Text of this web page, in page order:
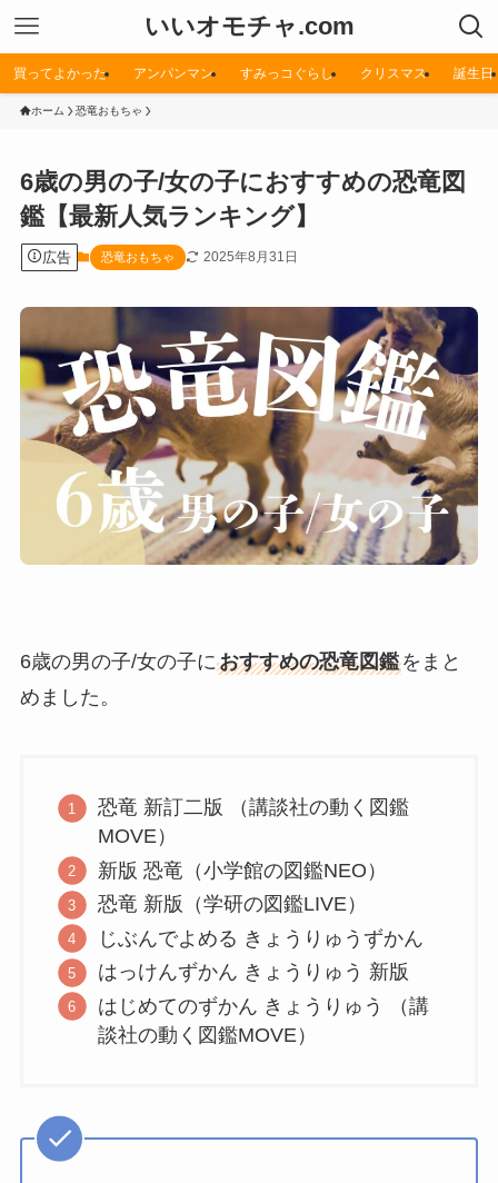
いいオモチャ.com
買ってよかった アンパンマン すみっコぐらし クリスマス 誕生日
ホーム 恐竜おもちゃ
6歳の男の子/女の子におすすめの恐竜図
鑑【最新人気ランキング】
広告 恐竜おもちゃ 2025年8月31日
6歳の男の子/女の子におすすめの恐竜図鑑をまと
めました。
恐竜 新訂二版 （講談社の動く図鑑
MOVE）
新版 恐竜（小学館の図鑑NEO）
恐竜 新版（学研の図鑑LIVE）
じぶんでよめる きょうりゅうずかん
はっけんずかん きょうりゅう 新版
はじめてのずかん きょうりゅう （講
談社の動く図鑑MOVE）